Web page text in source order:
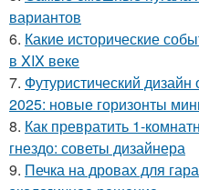
вариантов
6. Какие исторические
в XIX веке
7. Футуристический
2025: новые горизонты
8. Как превратить 1-
гнездо: советы дизайнера
9. Печка на дровах для